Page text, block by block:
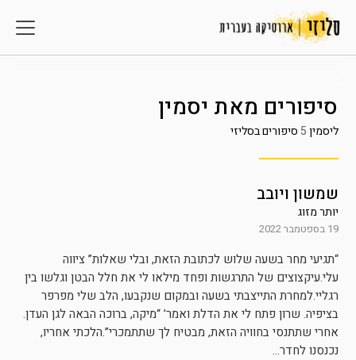
סיפורים מאת יסמין
ליסמין5 סיפורים בסליזי
שמשון ויובב
יותר מזוג
19 בספטמבר 2022
“תגיעי מחר בשעה שלוש לכתובת הזאת, ובלי שאלות” ציווה
עלי.עיקצוצים של התרגשות ופחד מילאו לי את חלל הבטן וגלשו בין
רגליי.למחרת התייצבתי בשעה ובמקום שנקבעו, הלב שלי מפרפר
בציפיה. שרון פתח לי את הדלת ואמר’ “מיקה, ברוכה הבאה לגן העדן.
אחרי שתתנסי בחוויה הזאת, מבטיח לך שתתמכרי”.הלכתי אחריו,
נכנסנו לחדר...